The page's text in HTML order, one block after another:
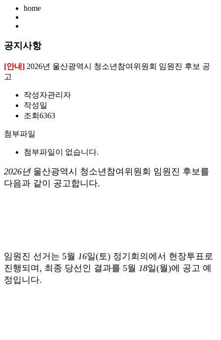
home
공지사항
[안내] 2026년 울산광역시 청소년참여위원회 임원진 후보 공
고
작성자관리자
작성일
조회 6363
첨부파일
첨부파일이 없습니다.
2026년울산광역시 청소년참여위원회 임원진 후보를
다음과 같이 공고합니다.
임원진 선거는 5월 16일(토) 정기회의에서 현장투표로
진행되며 , 최종 당선인 결과를 5월 18일(월)에 공고 예
정입니다.